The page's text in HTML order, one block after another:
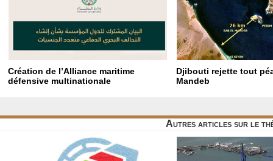
Création de l’Alliance maritime
défensive multinationale
Djibouti rejette tout
Mandeb
Autres articles sur le